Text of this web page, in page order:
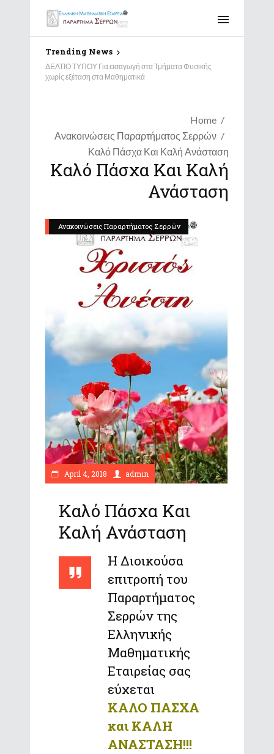
Trending News
ΔΕΛΤΙΟ ΤΥΠΟΥ Για εισαγωγή στα Τμήματα Φυσικής
χωρίς εξέταση στα Μαθηματικά
Home
Ανακοινώσεις Παραρτήματος Σερρών
Καλό Πάσχα Και Καλή Ανάσταση
Καλό Πάσχα Και Καλή
Ανάσταση
Ανακοινώσεις Παραρτήματος Σερρών
April 4, 2018 admin
Καλό Πάσχα Και
Καλή Ανάσταση
Η Διοικούσα
επιτροπή του
Παραρτήματος
Σερρών της
Ελληνικής
Μαθηματικής
Εταιρείας σας
εύχεται
ΚΑΛΟ ΠΑΣΧΑ
και ΚΑΛΗ
ΑΝΑΣΤΑΣΗ!!!